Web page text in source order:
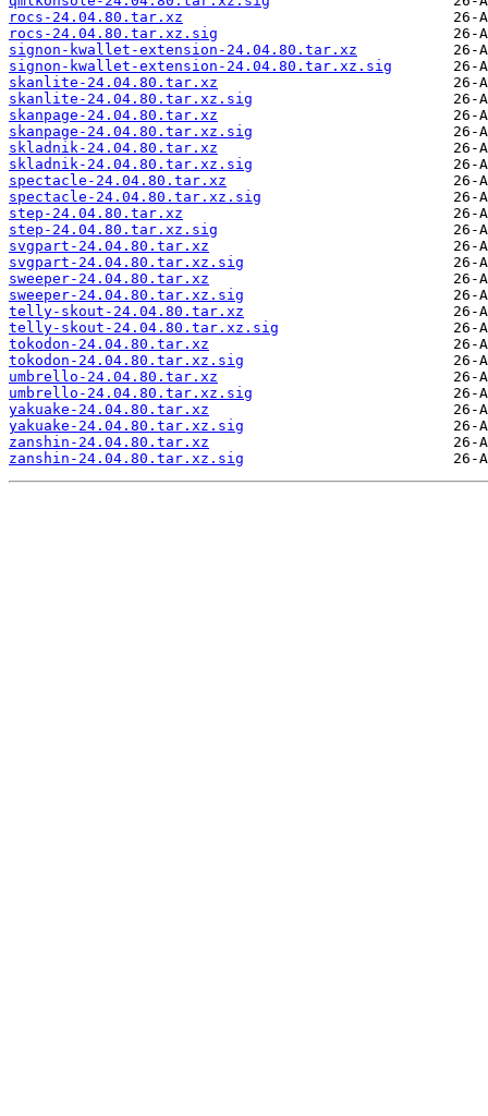
rocs-24.04.80.tar.xz
rocs-24.04.80.tar.xz.sig
signon-kwallet-extension-24.04.80.tar.xz
signon-kwallet-extension-24.04.80.tar.xz.sig
skanlite-24.04.80.tar.xz
skanlite-24.04.80.tar.xz.sig
skanpage-24.04.80.tar.xz
skanpage-24.04.80.tar.xz.sig
skladnik-24.04.80.tar.xz
skladnik-24.04.80.tar.xz.sig
spectacle-24.04.80.tar.xz
spectacle-24.04.80.tar.xz.sig
step-24.04.80.tar.xz
step-24.04.80.tar.xz.sig
svgpart-24.04.80.tar.xz
svgpart-24.04.80.tar.xz.sig
sweeper-24.04.80.tar.xz
sweeper-24.04.80.tar.xz.sig
telly-skout-24.04.80.tar.xz
telly-skout-24.04.80.tar.xz.sig
tokodon-24.04.80.tar.xz
tokodon-24.04.80.tar.xz.sig
umbrello-24.04.80.tar.xz
umbrello-24.04.80.tar.xz.sig
yakuake-24.04.80.tar.xz
yakuake-24.04.80.tar.xz.sig
zanshin-24.04.80.tar.xz
zanshin-24.04.80.tar.xz.sig